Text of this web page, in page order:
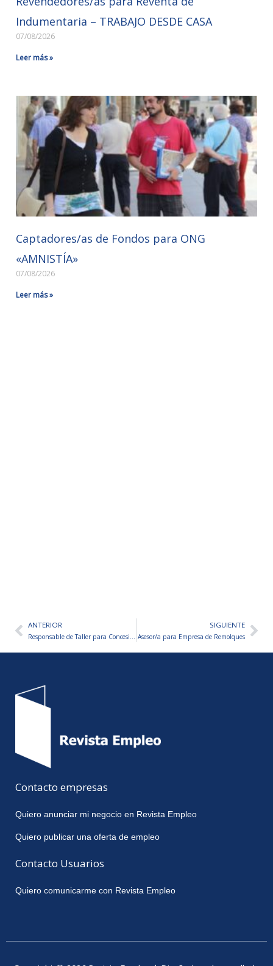
Indumentaria – TRABAJO DESDE CASA
07/08/2026
Leer más »
Captadores/as de Fondos para ONG
«AMNISTÍA»
07/08/2026
Leer más »
AntANTERIOR
Responsable de Taller para Concesionario de Ómnibuses
SIGUIENTE
Asesor/a para Empresa de Remolques
Contacto empresas
Quiero anunciar mi negocio en Revista Empleo
Quiero publicar una oferta de empleo
Contacto Usuarios
Quiero comunicarme con Revista Empleo